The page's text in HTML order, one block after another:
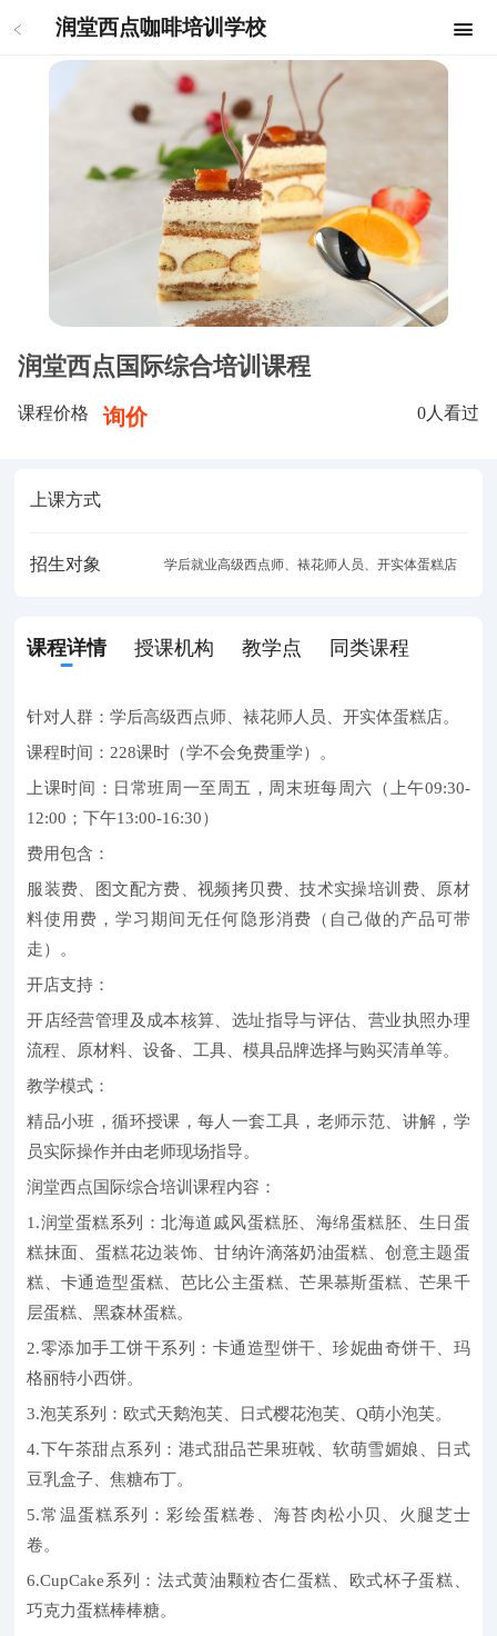
润堂西点咖啡培训学校
润堂西点国际综合培训课程
课程价格 询价 0 人看过
上课方式
招生对象 学后就业高级西点师、裱花师人员、开实体蛋糕店
课程详情 授课机构 教学点 同类课程
针对人群：学后高级西点师、裱花师人员、开实体蛋糕店。
课程时间：228课时（学不会免费重学）。
上课时间： 日常班周一至周五，周末班每周六（上午09:30-
12:00；下午13:00-16:30）
费用包含：
服装费、图文配方费、视频拷贝费、技术实操培训费、原材
料使用费，学习期间无任何隐形消费（自己做的产品可带
走）。
开店支持：
开店经营管理及成本核算、选址指导与评估、营业执照办理
流程、原材料、设备、工具、模具品牌选择与购买清单等。
教学模式：
精品小班，循环授课，每人一套工具，老师示范、讲解，学
员实际操作并由老师现场指导。
润堂西点国际综合培训课程内容：
1.润堂蛋糕系列：北海道戚风蛋糕胚、海绵蛋糕胚、生日蛋
糕抹面、蛋糕花边装饰、甘纳许滴落奶油蛋糕、创意主题蛋
糕、卡通造型蛋糕、芭比公主蛋糕、芒果慕斯蛋糕、芒果千
层蛋糕、黑森林蛋糕。
2.零添加手工饼干系列：卡通造型饼干、珍妮曲奇饼干、玛
格丽特小西饼。
3.泡芙系列：欧式天鹅泡芙、日式樱花泡芙、Q萌小泡芙。
4.下午茶甜点系列：港式甜品芒果班戟、软萌雪媚娘、日式
豆乳盒子、焦糖布丁。
5.常温蛋糕系列：彩绘蛋糕卷、海苔肉松小贝、火腿芝士
卷。
6.CupCake系列：法式黄油颗粒杏仁蛋糕、欧式杯子蛋糕、
巧克力蛋糕棒棒糖。